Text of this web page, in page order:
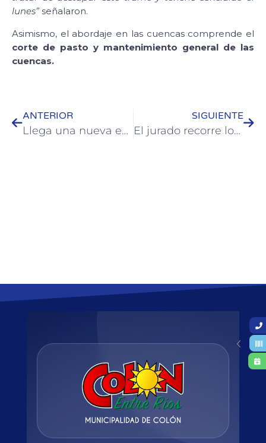
lunes”señalaron.
Asimismo, el abordaje en las cuencas comprende el
corte de pasto y mantenimiento general de las
cuencas.
ANTERIOR
Llega una nueva edición de La Noche de los Museos en Colón
SIGUIENTE
El jurado recorre los jardines que participan de la segunda edición del concurso